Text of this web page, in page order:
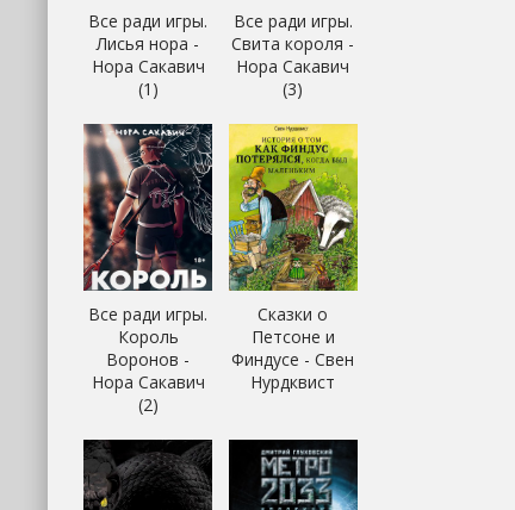
Все ради игры.
Лисья нора -
Нора Сакавич
(1)
Все ради игры.
Свита короля -
Нора Сакавич
(3)
Все ради игры.
Король
Воронов -
Нора Сакавич
(2)
Сказки о
Петсоне и
Финдусе - Свен
Нурдквист